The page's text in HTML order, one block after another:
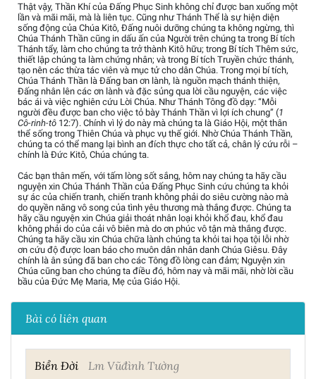
Thật vậy, Thần Khí của Đấng Phục Sinh không chỉ được ban xuống một
lần và mãi mãi, mà là liên tục. Cũng như Thánh Thể là sự hiện diện
sống động của Chúa Kitô, Đấng nuôi dưỡng chúng ta không ngừng, thì
Chúa Thánh Thần cũng in dấu ấn của Người trên chúng ta trong Bí tích
Thánh tẩy, làm cho chúng ta trở thành Kitô hữu; trong Bí tích Thêm sức,
thiết lập chúng ta làm chứng nhân; và trong Bí tích Truyền chức thánh,
tạo nên các thừa tác viên và mục tử cho dân Chúa. Trong mọi bí tích,
Chúa Thánh Thần là Đấng ban ơn lành, là nguồn mạch thánh thiện,
Đấng nhân lên các ơn lành và đặc sủng qua lời cầu nguyện, các việc
bác ái và việc nghiên cứu Lời Chúa. Như Thánh Tông đồ dạy: “Mỗi
người đều được ban cho việc tỏ bày Thánh Thần vì lợi ích chung” (1
Cô-rinh-tô 12:7). Chính vì lý do này mà chúng ta là Giáo Hội, một thân
thể sống trong Thiên Chúa và phục vụ thế giới. Nhờ Chúa Thánh Thần,
chúng ta có thể mang lại bình an đích thực cho tất cả, chân lý cứu rỗi –
chính là Đức Kitô, Chúa chúng ta.
Các bạn thân mến, với tấm lòng sốt sắng, hôm nay chúng ta hãy cầu
nguyện xin Chúa Thánh Thần của Đấng Phục Sinh cứu chúng ta khỏi
sự ác của chiến tranh, chiến tranh không phải do siêu cường nào mà
do quyền năng vô song của tình yêu thương mà thắng được. Chúng ta
hãy cầu nguyện xin Chúa giải thoát nhân loại khỏi khổ đau, khổ đau
không phải do của cải vô biên mà do ơn phúc vô tận mà thắng được.
Chúng ta hãy cầu xin Chúa chữa lành chúng ta khỏi tai họa tội lỗi nhờ
ơn cứu độ được loan báo cho muôn dân nhân danh Chúa Giêsu. Đây
chính là ân sủng đã ban cho các Tông đồ lòng can đảm; Nguyện xin
Chúa cũng ban cho chúng ta điều đó, hôm nay và mãi mãi, nhờ lời cầu
bầu của Đức Mẹ Maria, Mẹ của Giáo Hội.
Bài có liên quan
Biển Đời Lm Vũđình Tường